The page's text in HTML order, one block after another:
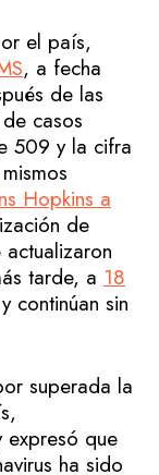
el país,
, a fecha
de las
casos
509 y la cifra
Hopkins a
de
tarde, a 18
continúan sin
superada la
que
ha sido